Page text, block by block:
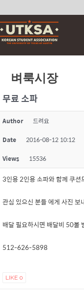
Skip
to
content
벼룩시장
무료 소파
Author 드려요
Date 2016-08-12 10:12
Views 15536
3인용 2인용 소파와 함께 쿠션
관심 있으신 분들 에게 사진 보
배달 필요하시면 배달비 50불
512-626-5898
LIKE 0